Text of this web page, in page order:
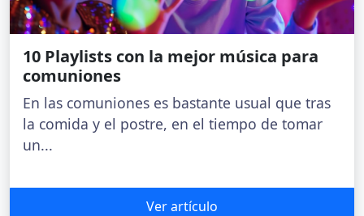
10 Playlists con la mejor música para
comuniones
En las comuniones es bastante usual que tras
la comida y el postre, en el tiempo de tomar
un...
Ver artículo